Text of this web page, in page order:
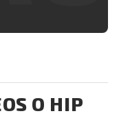
O HIP